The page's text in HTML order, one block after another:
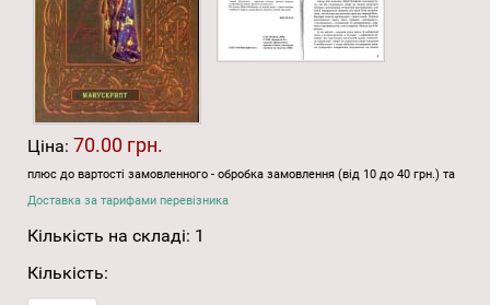
Ціна: 70.00 грн.
плюс до вартості замовленного - обробка замовлення (від 10 до 40 грн.) та
Доставка за тарифами перевізника
Кількість на складі: 1
Кількість: